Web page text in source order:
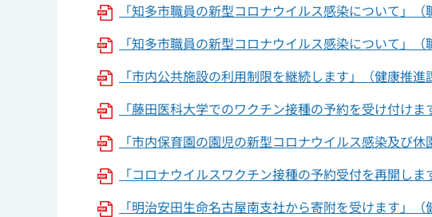
「知多市職員の新型コロナウイルス感染について」（
「知多市職員の新型コロナウイルス感染について」（
「市内公共施設の利用制限を継続します」（健康推
「藤田医科大学でのワクチン接種の予約を受け付け
「市内保育園の園児の新型コロナウイルス感染及び
「コロナウイルスワクチン接種の予約受付を再開し
「明治安田生命名古屋南支社から寄附を受けます」